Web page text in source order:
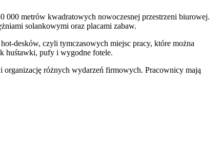
000 metrów kwadratowych nowoczesnej przestrzeni biurowej.
solankowymi oraz placami zabaw.
desków, czyli tymczasowych miejsc pracy, które można
huśtawki, pufy i wygodne fotele.
organizację różnych wydarzeń firmowych. Pracownicy mają